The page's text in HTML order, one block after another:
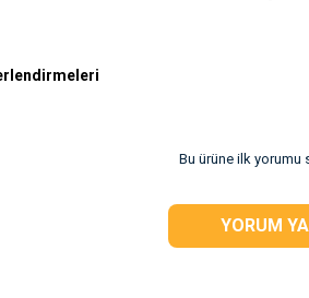
Bu ürüne ilk yorumu
YORUM